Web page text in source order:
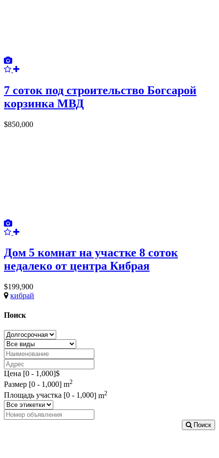
7 соток под строительство Богсарой
корзинка МВД
$850,000
Дом 5 комнат на участке 8 соток
недалеко от центра Кибрая
$199,900
кибрай
Поиск
Цена [0 - 1,000]$
Размер [0 - 1,000] m2
Площадь участка [0 - 1,000] m2
Поиск